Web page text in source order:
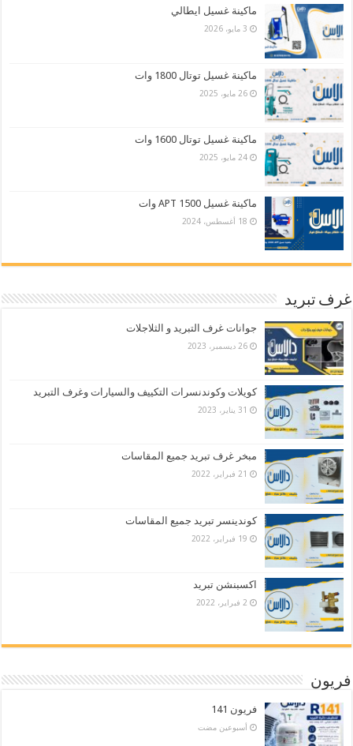
ماكينة غسيل ايطالي
3 مايو، 2026
ماكينة غسيل توتال 1800 وات
26 مايو، 2025
ماكينة غسيل توتال 1600 وات
24 مايو، 2025
ماكينة غسيل APT 1500 وات
18 أغسطس، 2024
غرف تبريد
جوانات غرف التبريد و الثلاجلات
26 ديسمبر، 2023
كويلات وكوندنسرات التكييف والسيارات وغرف التبريد
31 يناير، 2023
مبخر غرف تبريد جميع المقاسات
21 فبراير، 2022
كوندينسر تبريد جميع المقاسات
19 فبراير، 2022
اكسبنشن تبريد
2 فبراير، 2022
فريون
فريون 141
‏أسبوعين مضت